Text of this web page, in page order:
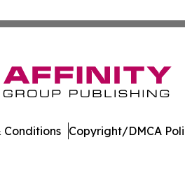
Conditions Copyright/DMCA